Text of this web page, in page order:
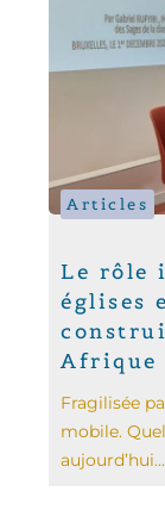
Articles
Le rôle
églises
Afrique
Fragilisée
mobile.
aujourd’hui...